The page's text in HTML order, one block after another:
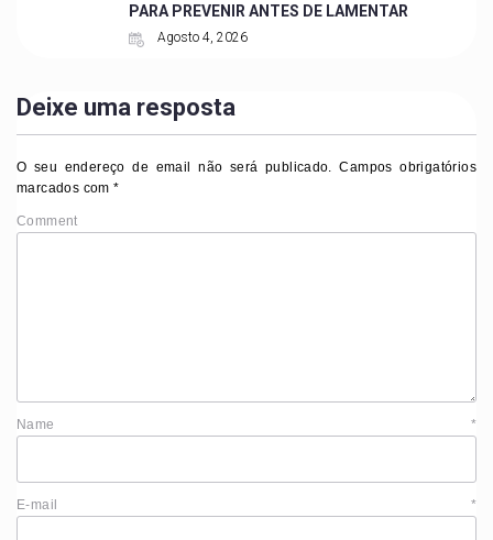
PARA PREVENIR ANTES DE LAMENTAR
Agosto 4, 2026
Deixe uma resposta
O seu endereço de email não será publicado.
Campos obrigatórios
marcados com*
Comment
Name *
E-mail *